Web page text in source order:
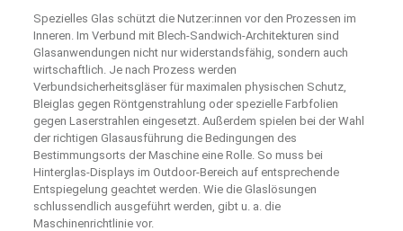
Spezielles Glas schützt die Nutzer:innen vor den Prozessen im
Inneren. Im Verbund mit Blech-Sandwich-Architekturen sind
Glasanwendungen nicht nur widerstandsfähig, sondern auch
wirtschaftlich. Je nach Prozess werden
Verbundsicherheitsgläser für maximalen physischen Schutz,
Bleiglas gegen Röntgenstrahlung oder spezielle Farbfolien
gegen Laserstrahlen eingesetzt. Außerdem spielen bei der Wahl
der richtigen Glasausführung die Bedingungen des
Bestimmungsorts der Maschine eine Rolle. So muss bei
Hinterglas-Displays im Outdoor-Bereich auf entsprechende
Entspiegelung geachtet werden. Wie die Glaslösungen
schlussendlich ausgeführt werden, gibt u. a. die
Maschinenrichtlinie vor.